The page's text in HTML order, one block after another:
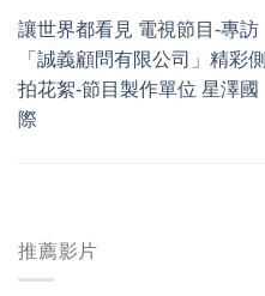
推薦影片
讓世界都看見 電視節目-專訪
「誠義顧問有限公司」精彩側
拍花絮-節目製作單位 星澤國
際